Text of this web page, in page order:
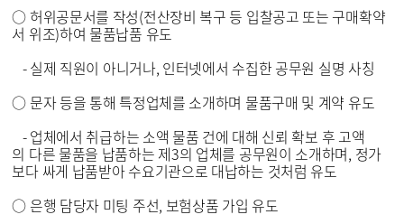
○ 허위공문서를 작성(전산장비 복구 등 입찰공고 또는 구매확약
서 위조)하여 물품납품 유도
- 실제 직원이 아니거나, 인터넷에서 수집한 공무원 실명 사칭
○ 문자 등을 통해 특정업체를 소개하며 물품구매 및 계약 유도
- 업체에서 취급하는 소액 물품 건에 대해 신뢰 확보 후 고액
의 다른 물품을 납품하는 제3의 업체를 공무원이 소개하며, 정가
보다 싸게 납품받아 수요기관으로 대납하는 것처럼 유도
○ 은행 담당자 미팅 주선, 보험상품 가입 유도